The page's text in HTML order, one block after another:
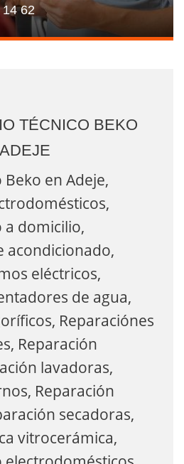
62
TÉCNICO BEKO
ADEJE
en Adeje,
a domicilio,
acondicionado,
eléctricos,
de agua,
Reparaciónes
Reparación
lavadoras,
Reparación
secadoras,
vitrocerámica,